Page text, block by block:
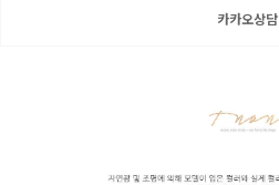
카카오상담